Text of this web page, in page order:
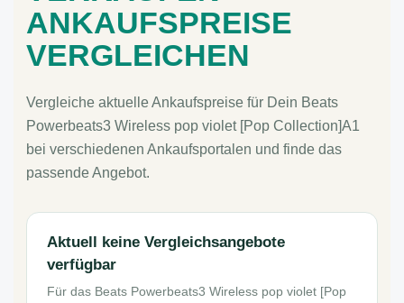
ANKAUFSPREISE
VERGLEICHEN
Vergleiche aktuelle Ankaufspreise für Dein Beats
Powerbeats3 Wireless pop violet [Pop Collection]A1
bei verschiedenen Ankaufsportalen und finde das
passende Angebot.
Aktuell keine Vergleichsangebote
verfügbar
Für das Beats Powerbeats3 Wireless pop violet [Pop